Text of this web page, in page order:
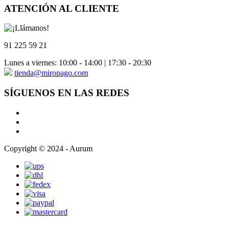
ATENCIÓN AL CLIENTE
91 225 59 21
Lunes a viernes: 10:00 - 14:00 | 17:30 - 20:30
tienda@miropago.com
SÍGUENOS EN LAS REDES
Copyright © 2024 - Aurum